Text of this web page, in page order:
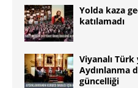
Yolda kaza
katılamadı
Viyanalı Türk
Aydınlanma
güncelliği